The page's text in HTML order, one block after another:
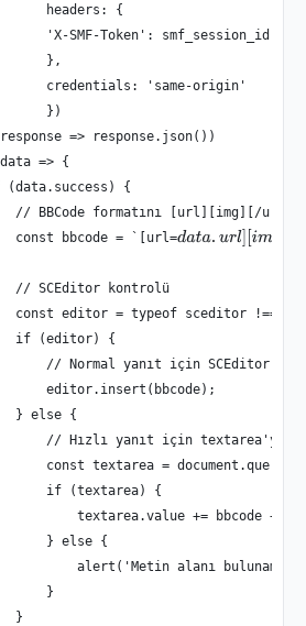
			headers: {
'X-SMF-Token': smf_session_id ||
			},
			credentials: 'same-origin'
			})
=> response.json())
=> {
(data.success) {
// BBCode formatını [url][img][/url]
const bbcode = `[url=
data. url] [img
// SCEditor kontrolü
const editor = typeof sceditor !==
if (editor) {
// Normal yanıt için SCEditor'a
editor.insert(bbcode);
} else {
// Hızlı yanıt için textarea'ya
const textarea =
if (textarea) {
textarea.value += bbcode +
} else {
alert('Metin alanı
}
}